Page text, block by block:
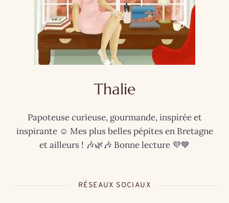
Thalie
Papoteuse curieuse, gourmande, inspirée et
inspirante ☺️ Mes plus belles pépites en Bretagne
et ailleurs ! 🎶🌿🎶 Bonne lecture 💜💙
RÉSEAUX SOCIAUX